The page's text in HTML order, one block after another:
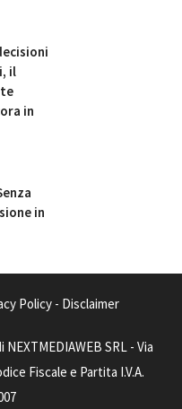
il
in
in
Policy - Disclaimer
SRL - Via
Fiscale e Partita I.V.A.